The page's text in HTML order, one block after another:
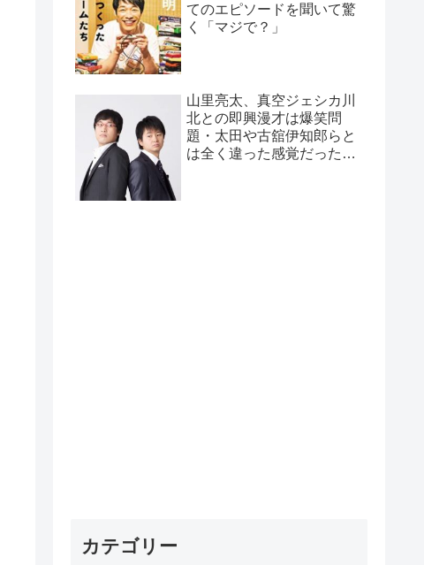
てのエピソードを聞いて驚
く「マジで？」
山里亮太、真空ジェシカ川
北との即興漫才は爆笑問
題・太田や古舘伊知郎らと
は全く違った感覚だったと
カテゴリー